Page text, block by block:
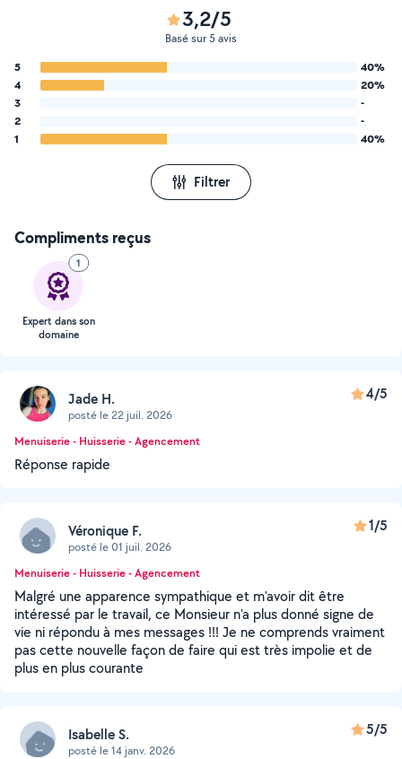
3,2/5
Basé sur 5 avis
5
40%
4
20%
3
-
2
-
1
40%
Filtrer
Compliments reçus
1
Expert dans son
domaine
Jade H.
posté le 22 juil. 2026
4/5
Menuiserie - Huisserie - Agencement
Réponse rapide
Véronique F.
posté le 01 juil. 2026
1/5
Menuiserie - Huisserie - Agencement
Malgré une apparence sympathique et m'avoir dit être
intéressé par le travail, ce Monsieur n'a plus donné signe de
vie ni répondu à mes messages !!! Je ne comprends vraiment
pas cette nouvelle façon de faire qui est très impolie et de
plus en plus courante
Isabelle S.
posté le 14 janv. 2026
5/5